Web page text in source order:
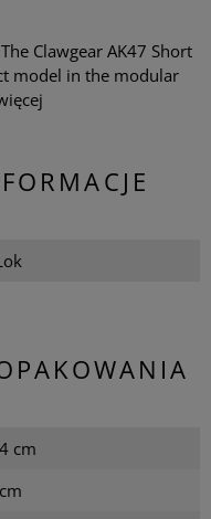
Clawgear AK47 Short
model in the modular
cm